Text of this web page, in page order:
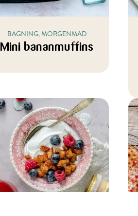
BAGNING, MORGENMAD
Mini bananmuffins